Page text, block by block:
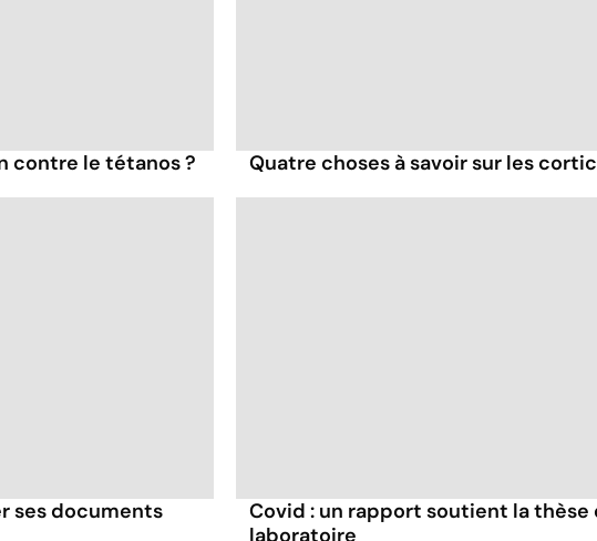
contre le tétanos ? Quatre choses à savoir sur les
ses documents
Covid : un rapport soutient la thèse
laboratoire